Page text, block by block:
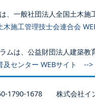
一般社団法人全国土木施
木施工管理技士会連合会
は、公益財団法人建築教
及センター WEBサイト -->
1790-1678 株式会社イ